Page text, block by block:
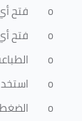
o
فتح
o
فتح
o
o
o